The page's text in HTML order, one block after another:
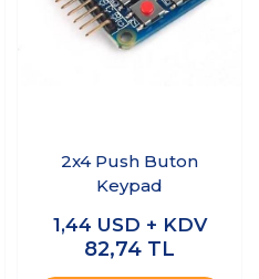
2x4 Push Buton
Keypad
1,44 USD + KDV
82,74 TL